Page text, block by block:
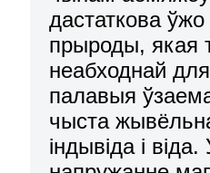
дастаткова
прыроды, якая
неабходнай
палавыя
чыста
індывіда і